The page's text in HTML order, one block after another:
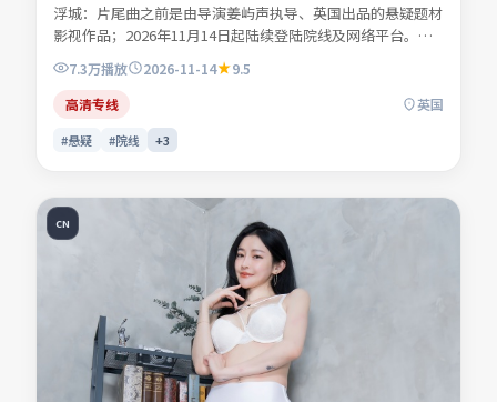
浮城：片尾曲之前是由导演姜屿声执导、英国出品的悬疑题材
影视作品；2026年11月14日起陆续登陆院线及网络平台。主
演宁舒言、林听雪、沈昭野、夏时深等共同诠释一段充满转折
的人物命运。地缘风貌被写得具体可信，地域气质成为叙事推
手。影片关键词包含悬疑、英国、院线同步与流媒体首播信
息，便于影迷检索与比对同类型佳作。
7.3万播放 2026-11-14
9.5
高清专线
英国
#悬疑 #院线 +3
CN